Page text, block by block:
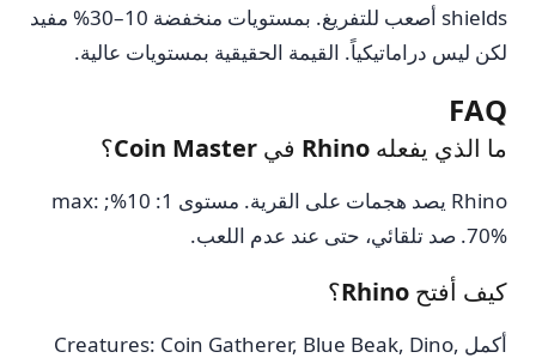
shields أصعب للتفريغ. بمستويات منخفضة 10–30% مفيد
لكن ليس دراماتيكياً. القيمة الحقيقية بمستويات عالية.
FAQ
ما الذي يفعله Rhino في Coin Master؟
Rhino يصد هجمات على القرية. مستوى 1: 10%; max:
70%. صد تلقائي، حتى عند عدم اللعب.
كيف أفتح Rhino؟
أكمل Creatures: Coin Gatherer, Blue Beak, Dino,